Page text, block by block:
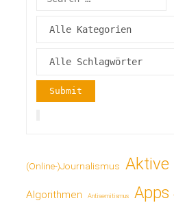
(Online-)Journalismus Aktive
Algorithmen Antisemitismus Apps